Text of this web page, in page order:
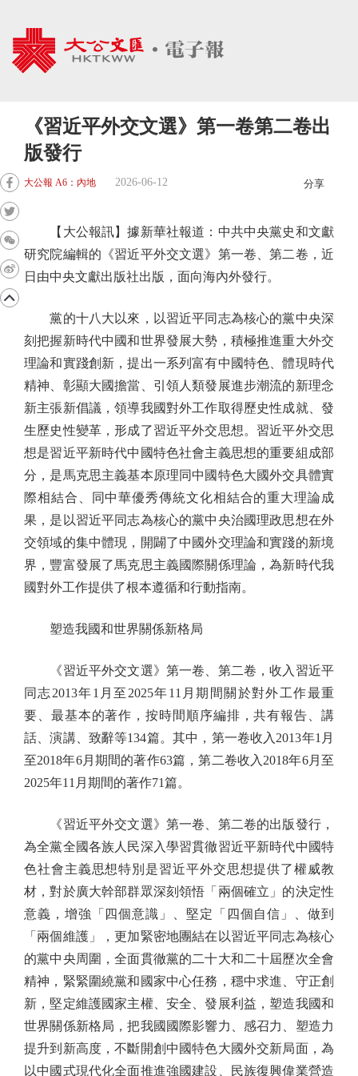
《習近平外交文選》第一卷第二卷出
版發行
大公報 A6：內地 2026-06-12 分享
【大公報訊】據新華社報道：中共中央黨史和文獻
研究院編輯的《習近平外交文選》第一卷、第二卷，近
日由中央文獻出版社出版，面向海內外發行。
黨的十八大以來，以習近平同志為核心的黨中央深
刻把握新時代中國和世界發展大勢，積極推進重大外交
理論和實踐創新，提出一系列富有中國特色、體現時代
精神、彰顯大國擔當、引領人類發展進步潮流的新理念
新主張新倡議，領導我國對外工作取得歷史性成就、發
生歷史性變革，形成了習近平外交思想。習近平外交思
想是習近平新時代中國特色社會主義思想的重要組成部
分，是馬克思主義基本原理同中國特色大國外交具體實
際相結合、同中華優秀傳統文化相結合的重大理論成
果，是以習近平同志為核心的黨中央治國理政思想在外
交領域的集中體現，開闢了中國外交理論和實踐的新境
界，豐富發展了馬克思主義國際關係理論，為新時代我
國對外工作提供了根本遵循和行動指南。
塑造我國和世界關係新格局
《習近平外交文選》第一卷、第二卷，收入習近平
同志2013年1月至2025年11月期間關於對外工作最重
要、最基本的著作，按時間順序編排，共有報告、講
話、演講、致辭等134篇。其中，第一卷收入2013年1月
至2018年6月期間的著作63篇，第二卷收入2018年6月至
2025年11月期間的著作71篇。
《習近平外交文選》第一卷、第二卷的出版發行，
為全黨全國各族人民深入學習貫徹習近平新時代中國特
色社會主義思想特別是習近平外交思想提供了權威教
材，對於廣大幹部群眾深刻領悟「兩個確立」的決定性
意義，增強「四個意識」、堅定「四個自信」、做到
「兩個維護」，更加緊密地團結在以習近平同志為核心
的黨中央周圍，全面貫徹黨的二十大和二十屆歷次全會
精神，緊緊圍繞黨和國家中心任務，穩中求進、守正創
新，堅定維護國家主權、安全、發展利益，塑造我國和
世界關係新格局，把我國國際影響力、感召力、塑造力
提升到新高度，不斷開創中國特色大國外交新局面，為
以中國式現代化全面推進強國建設、民族復興偉業營造